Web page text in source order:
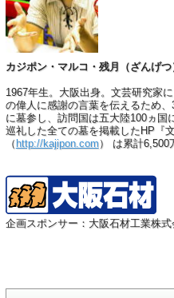
カジポン・マルコ・残月（ざんげつ
1967年生。大阪出身。文芸研究家
の偉人に感謝の言葉を伝えるため
に墓参し、訪問国は五大陸100ヵ国
巡礼した全ての墓を掲載したHP『
（ http://kajipon.com） は累計6,500
企画スポンサー：大阪石材工業株式